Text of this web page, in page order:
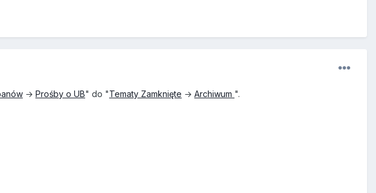
→ Prośby o UB" do "Tematy Zamknięte → Archiwum ".